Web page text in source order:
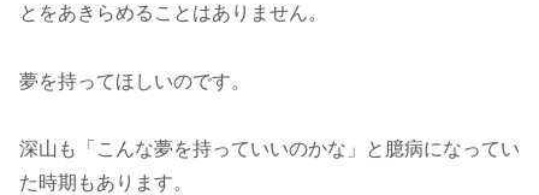
とをあきらめることはありません。
夢を持ってほしいのです。
深山も「こんな夢を持っていいのかな」と臆病になってい
た時期もあります。